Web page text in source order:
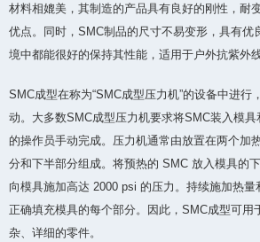
材料相媲美，其制造的产品具有良好的刚性，耐
优点。同时，SMC制品的尺寸不易变形，具有优
境中都能很好的保持其性能，适用于户外抗紫外
SMC成型在称为“SMC成型压力机”的设备中进行
动。大多数SMC成型压力机要求将SMC装入模
的操作员手动完成。压力机通常由放置在两个加
分和下半部分组成。将预热的 SMC 放入模具的
向模具施加高达 2000 psi 的压力。持续施加热
正确填充模具的每个部分。因此，SMC成型可用
杂、详细的零件。